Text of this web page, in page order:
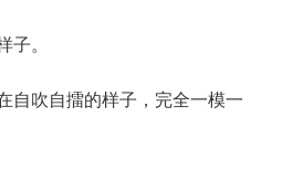
子。
吹自擂的样子，完全一模一